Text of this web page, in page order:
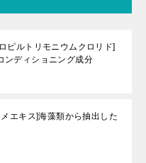
ピルトリモニウムクロリド]
ンディショニング成分
エキス]海藻類から抽出した